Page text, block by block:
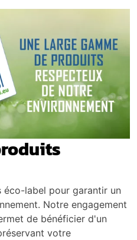
label pour garantir un
Notre engagement
de bénéficier d'un
votre